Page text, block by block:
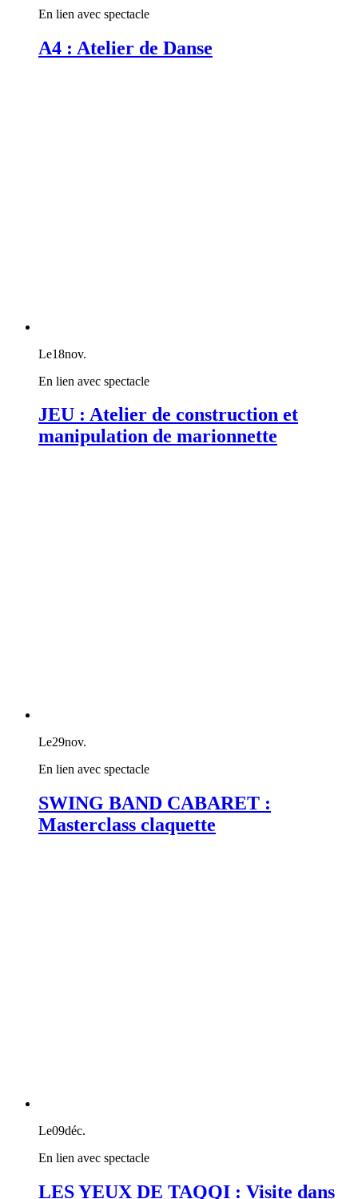
En lien avec spectacle
A4 : Atelier de Danse
Le18nov.
En lien avec spectacle
JEU : Atelier de construction et
manipulation de marionnette
Le29nov.
En lien avec spectacle
SWING BAND CABARET :
Masterclass claquette
Le09déc.
En lien avec spectacle
LES YEUX DE TAQQI : Visite dans